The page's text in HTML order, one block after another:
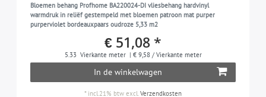
Bloemen behang Profhome BA220024-DI vliesbehang hardvinyl
warmdruk in reliëf gestempeld met bloemen patroon mat purper
purperviolet bordeauxpaars oudroze 5,33 m2
€ 51,08 *
5.33 Vierkante meter | € 9,58 / Vierkante meter
In de winkelwagen
* incl.21% btw excl. Verzendkosten